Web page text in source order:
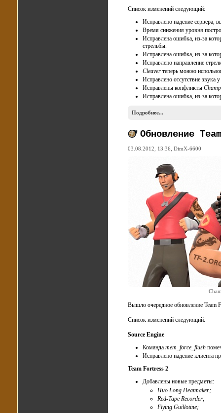
Список изменений следующий:
Исправлено падение сервера,
Время снижения уровня
Исправлена ошибка, из-за
стрельбы.
Исправлена ошибка, из-за
Исправлено направление
Cleaver теперь можно
Исправлено отсутствие звука
Исправлены конфликты
Исправлена ошибка, из-за
Подробнее...
Обновление
03.08.2012, 13:36, DimX-6600
Вышло очередное обновление Team
Список изменений следующий:
Source Engine
Команда mem_force_flush
Исправлено падение клиента
Team Fortress 2
Добавлены новые предметы:
Huo Long Heatmaker;
Red-Tape Recorder;
Flying Guillotine;